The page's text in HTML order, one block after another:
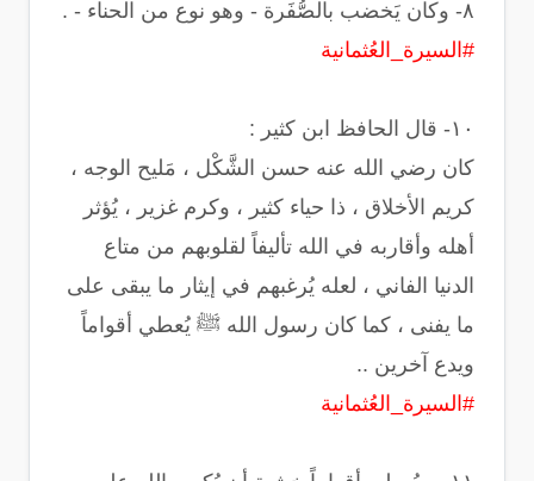
#السيرة_العُثمانية
‏كان رضي الله عنه حسن الشَّكْل ، مَليح الوجه ،
كريم الأخلاق ، ذا حياء كثير ، وكرم غزير ، يُؤثر
أهله وأقاربه في الله تأليفاً لقلوبهم من متاع
الدنيا الفاني ، لعله يُرغبهم في إيثار ما يبقى على
ما يفنى ، كما كان رسول الله ﷺ يُعطي أقواماً
ويدع آخرين ..
#السيرة_العُثمانية